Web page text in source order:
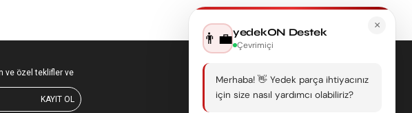
ve özel teklifler ve
KAYIT OL
×
👨‍💼yedekON Destek
Çevrimiçi
Merhaba! 👋 Yedek parça ihtiyacınız
için size nasıl yardımcı olabiliriz?